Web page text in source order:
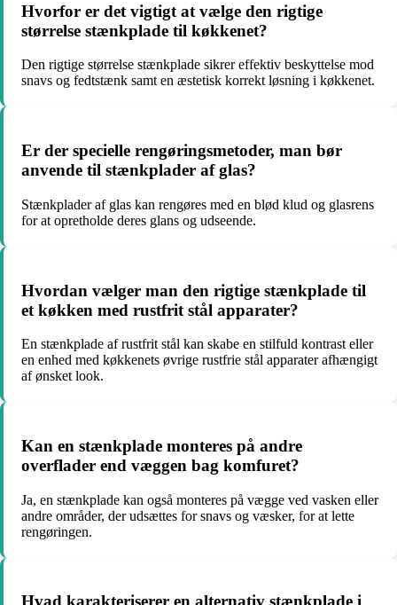
Hvorfor er det vigtigt at vælge den rigtige
størrelse stænkplade til køkkenet?
Den rigtige størrelse stænkplade sikrer effektiv beskyttelse mod
snavs og fedtstænk samt en æstetisk korrekt løsning i køkkenet.
Er der specielle rengøringsmetoder, man bør
anvende til stænkplader af glas?
Stænkplader af glas kan rengøres med en blød klud og glasrens
for at opretholde deres glans og udseende.
Hvordan vælger man den rigtige stænkplade til
et køkken med rustfrit stål apparater?
En stænkplade af rustfrit stål kan skabe en stilfuld kontrast eller
en enhed med køkkenets øvrige rustfrie stål apparater afhængigt
af ønsket look.
Kan en stænkplade monteres på andre
overflader end væggen bag komfuret?
Ja, en stænkplade kan også monteres på vægge ved vasken eller
andre områder, der udsættes for snavs og væsker, for at lette
rengøringen.